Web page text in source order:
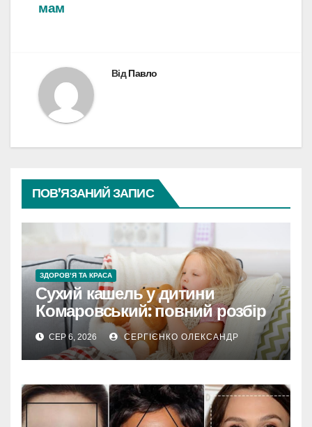
мам
ВідПавло
ПОВ’ЯЗАНИЙ ЗАПИС
ЗДОРОВ’Я ТА КРАСА
Сухий кашель у дитини
Комаровський: повний розбір
підходу лікаря
СЕР 6, 2026 СЕРГІЄНКО ОЛЕКСАНДР